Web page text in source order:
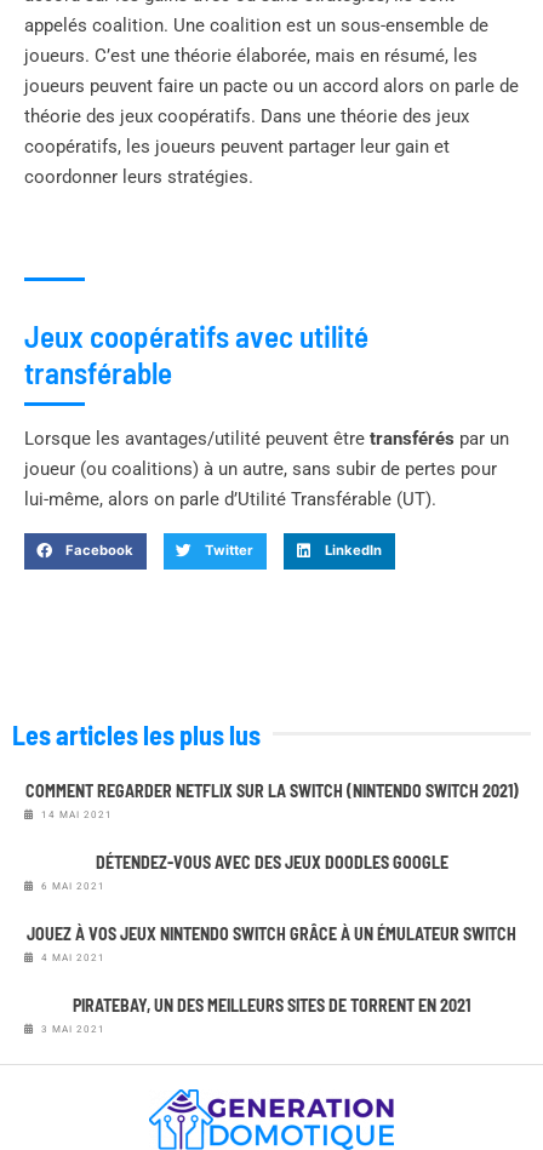
appelés coalition. Une coalition est un sous-ensemble de
joueurs. C’est une théorie élaborée, mais en résumé, les
joueurs peuvent faire un pacte ou un accord alors on parle de
théorie des jeux coopératifs. Dans une théorie des jeux
coopératifs, les joueurs peuvent partager leur gain et
coordonner leurs stratégies.
Jeux coopératifs avec utilité
transférable
Lorsque les avantages/utilité peuvent être transférés par un
joueur (ou coalitions) à un autre, sans subir de pertes pour
lui-même, alors on parle d’Utilité Transférable (UT).
Facebook Twitter LinkedIn
Les articles les plus lus
COMMENT REGARDER NETFLIX SUR LA SWITCH (NINTENDO SWITCH 2021)
14 MAI 2021
DÉTENDEZ-VOUS AVEC DES JEUX DOODLES GOOGLE
6 MAI 2021
JOUEZ À VOS JEUX NINTENDO SWITCH GRÂCE À UN ÉMULATEUR SWITCH
4 MAI 2021
PIRATEBAY, UN DES MEILLEURS SITES DE TORRENT EN 2021
3 MAI 2021